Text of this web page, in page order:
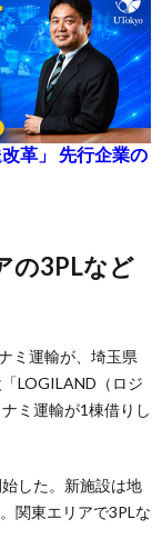
革」 先行企業の
ミ運輸が、埼玉県
LOGILAND（ロジ
ミ運輸が1棟借りし
した。新施設は地
関東エリアで3PLな